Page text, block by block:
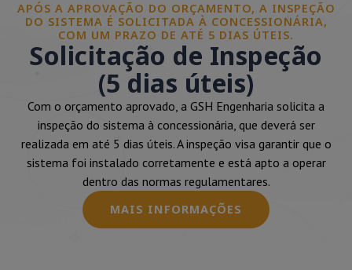
APÓS A APROVAÇÃO DO ORÇAMENTO, A INSPEÇÃO
DO SISTEMA É SOLICITADA À CONCESSIONÁRIA,
COM UM PRAZO DE ATÉ 5 DIAS ÚTEIS.
Solicitação de Inspeção
(5 dias úteis)
Com o orçamento aprovado, a GSH Engenharia solicita a
inspeção do sistema à concessionária, que deverá ser
realizada em até 5 dias úteis. A inspeção visa garantir que o
sistema foi instalado corretamente e está apto a operar
dentro das normas regulamentares.
MAIS INFORMAÇÕES